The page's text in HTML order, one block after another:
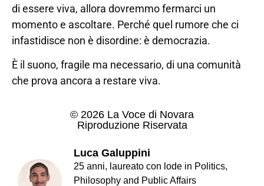
di essere viva, allora dovremmo fermarci un
momento e ascoltare. Perché quel rumore che ci
infastidisce non è disordine: è democrazia.
È il suono, fragile ma necessario, di una comunità
che prova ancora a restare viva.
© 2026 La Voce di Novara
Riproduzione Riservata
Luca Galuppini
25 anni, laureato con lode in Politics,
Philosophy and Public Affairs